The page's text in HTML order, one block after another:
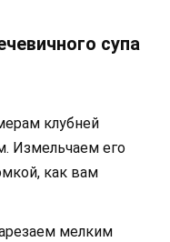
супа
клубней
Измельчаем его
как вам
мелким